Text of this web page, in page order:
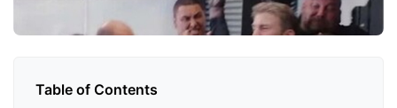
Table of Contents